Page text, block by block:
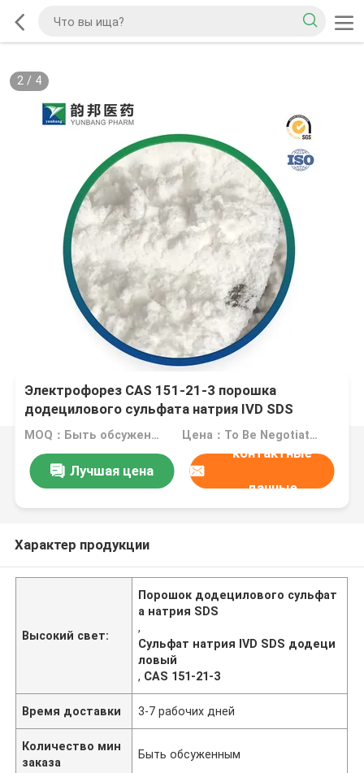
2/ 4
Электрофорез CAS 151-21-3 порошка
додецилового сульфата натрия IVD SDS
MOQ：Быть обсуженным Цена：To Be Negotiated
Лучшая цена
контактные
данные
Характер продукции
Высокий свет:
Порошок додецилового сульфат
а натрия SDS
,
Сульфат натрия IVD SDS додеци
ловый
, CAS 151-21-3
Время доставки 3-7 рабочих дней
Количество мин
заказа
Быть обсуженным